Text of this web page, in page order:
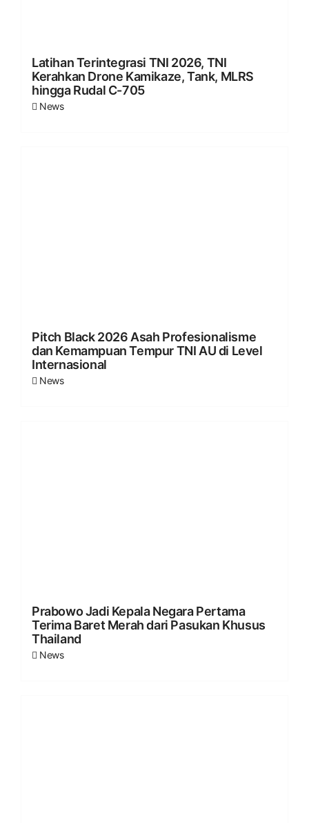
Latihan Terintegrasi TNI 2026, TNI
Kerahkan Drone Kamikaze, Tank, MLRS
hingga Rudal C-705
News
Pitch Black 2026 Asah Profesionalisme
dan Kemampuan Tempur TNI AU di Level
Internasional
News
Prabowo Jadi Kepala Negara Pertama
Terima Baret Merah dari Pasukan Khusus
Thailand
News